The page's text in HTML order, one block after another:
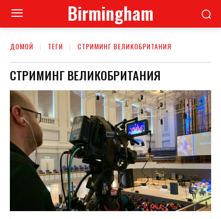
Birmingham
ДОМОЙ ТЕГИ СТРИМИНГ ВЕЛИКОБРИТАНИЯ
СТРИМИНГ ВЕЛИКОБРИТАНИЯ